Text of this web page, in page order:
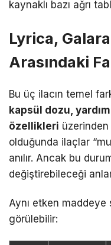
kaynaklı bazı ağrı
Lyrica,
Arasındaki
Bu üç ilacın temel
kapsül dozu,
özellikleri üzerinden
olduğunda ilaçlar
anılır. Ancak bu
değiştirebileceği
Aynı etken
görülebilir: